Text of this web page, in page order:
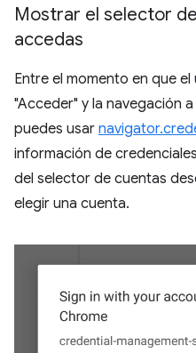
Mostrar el selector
accedas
Entre el momento en que
"Acceder" y la navegación
puedes usar
información de
del selector de cuentas
elegir una cuenta.